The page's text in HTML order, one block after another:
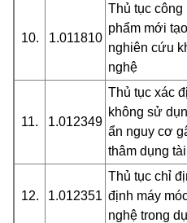
10. 1.011810
Thủ tục công
phẩm mới
nghiên cứu
nghệ
11. 1.012349
Thủ tục xác
không sử
ẩn nguy cơ
thâm dụng
12. 1.012351
Thủ tục chỉ
định máy
nghệ trong